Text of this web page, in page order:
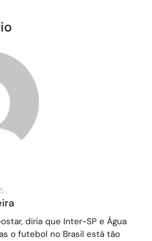
diria que Inter-SP e Água
o futebol no Brasil está tão